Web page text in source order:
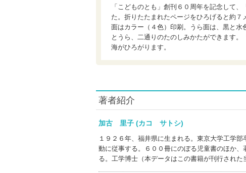
「こどものとも」創刊６０周年を記念して
た。折りたたまれたページをひろげると約
面はカラー（４色）印刷。うら面は、黒と
とうら、二通りのたのしみかたができます
海がひろがります。
著者紹介
加古 里子 (カコ サトシ)
１９２６年、福井県に生まれる。東京大学工学
動に従事する。６００冊にのぼる児童書のほか
る。工学博士（本データはこの書籍が刊行された